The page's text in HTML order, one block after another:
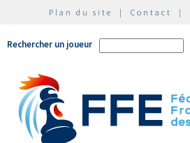
Plan du site | Contact |
Rechercher un joueur